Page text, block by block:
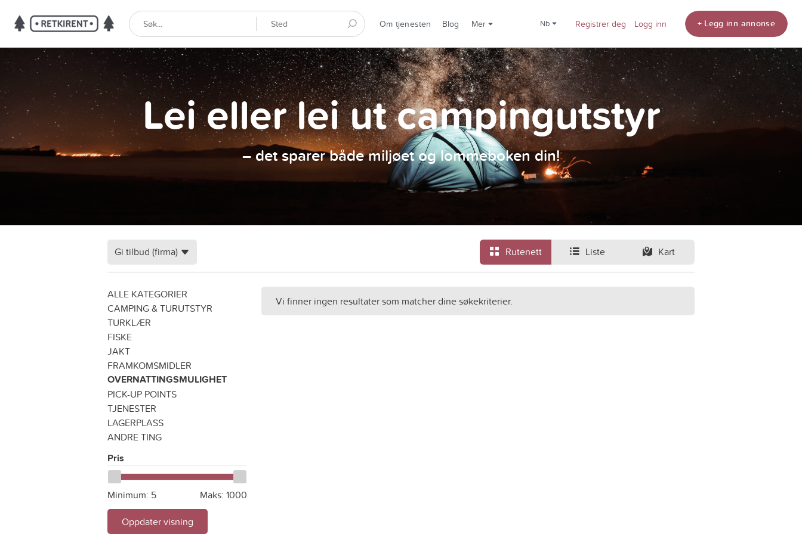
Om tjenesten Blog Mer nb Registrer deg Logg inn + Legg inn annonse
Lei eller lei ut campingutstyr
– det sparer både miljøet og lommeboken din!
Rutenett Liste Kart
Gi tilbud (firma)
ALLE KATEGORIER
CAMPING & TURUTSTYR
TURKLÆR
FISKE
JAKT
FRAMKOMSMIDLER
OVERNATTINGSMULIGHET
PICK-UP POINTS
TJENESTER
LAGERPLASS
ANDRE TING
Pris
Minimum: 5 Maks: 1000
Oppdater visning
Vi finner ingen resultater som matcher dine søkekriterier.